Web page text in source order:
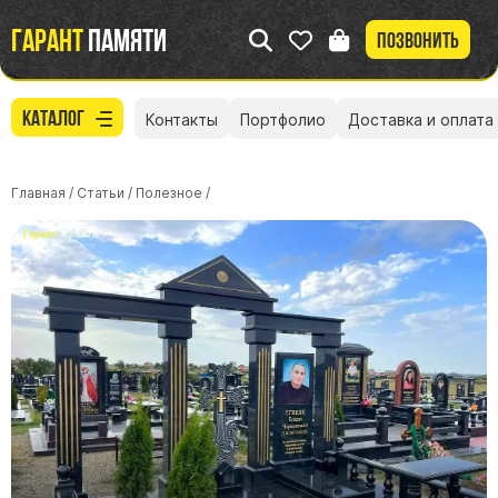
Гарантпамяти Позвонить
Каталог Контакты Портфолио Доставка и оплата
Главная / Статьи / Полезное /